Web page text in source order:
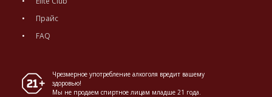
Прайс
FAQ
Чрезмерное употребление алкоголя вредит вашему
здоровью!
Мы не продаем спиртное лицам младше 21 года.